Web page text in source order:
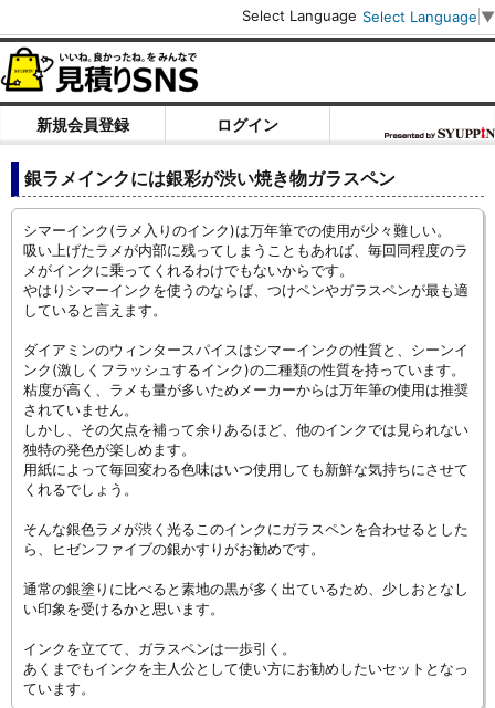
Select Language Select Language ▼
新規会員登録 ログイン
銀ラメインクには銀彩が渋い焼き物ガラスペン
シマーインク(ラメ入りのインク)は万年筆での使用が少々難しい。
吸い上げたラメが内部に残ってしまうこともあれば、毎回同程度のラ
メがインクに乗ってくれるわけでもないからです。
やはりシマーインクを使うのならば、つけペンやガラスペンが最も適
していると言えます。
ダイアミンのウィンタースパイスはシマーインクの性質と、シーンイ
ンク(激しくフラッシュするインク)の二種類の性質を持っています。
粘度が高く、ラメも量が多いためメーカーからは万年筆の使用は推奨
されていません。
しかし、その欠点を補って余りあるほど、他のインクでは見られない
独特の発色が楽しめます。
用紙によって毎回変わる色味はいつ使用しても新鮮な気持ちにさせて
くれるでしょう。
そんな銀色ラメが渋く光るこのインクにガラスペンを合わせるとした
ら、ヒゼンファイブの銀かすりがお勧めです。
通常の銀塗りに比べると素地の黒が多く出ているため、少しおとなし
い印象を受けるかと思います。
インクを立てて、ガラスペンは一歩引く。
あくまでもインクを主人公として使い方にお勧めしたいセットとなっ
ています。